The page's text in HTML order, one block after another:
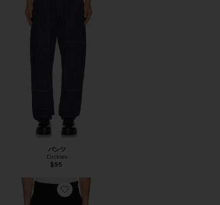
パンツ
Dickies
$95
Favorite パンツ